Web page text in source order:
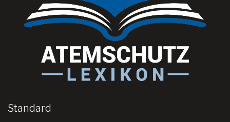
Standard